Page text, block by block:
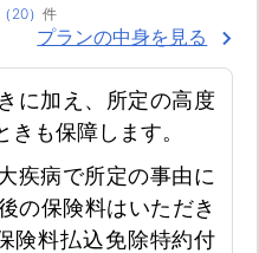
（ 20） 件
プランの中身を見る
に加え、所定の高度
も保障します。
疾病で所定の事由に
の保険料はいただき
険料払込免除特約付